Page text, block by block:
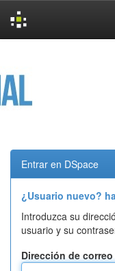
Entrar en DSpace
¿Usuario nuevo?
Introduzca su
usuario y su
Dirección de